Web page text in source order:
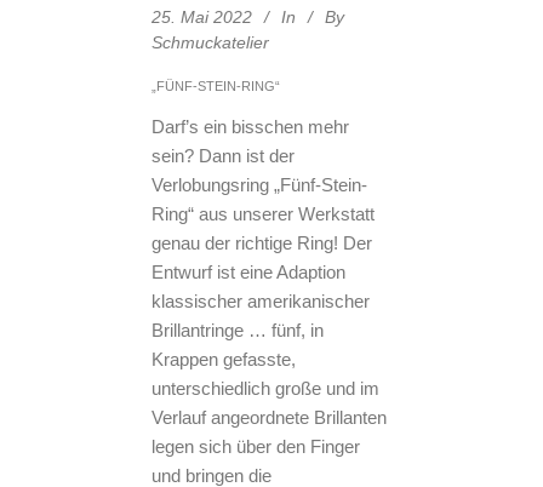
25. Mai 2022 In
By
Schmuckatelier
„FÜNF-STEIN-RING“
Darf’s ein bisschen mehr
sein? Dann ist der
Verlobungsring „Fünf-Stein-
Ring“ aus unserer Werkstatt
genau der richtige Ring! Der
Entwurf ist eine Adaption
klassischer amerikanischer
Brillantringe … fünf, in
Krappen gefasste,
unterschiedlich große und im
Verlauf angeordnete Brillanten
legen sich über den Finger
und bringen die